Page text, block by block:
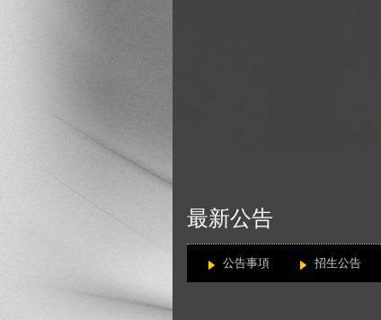
最新公告
公告事項 招生公告